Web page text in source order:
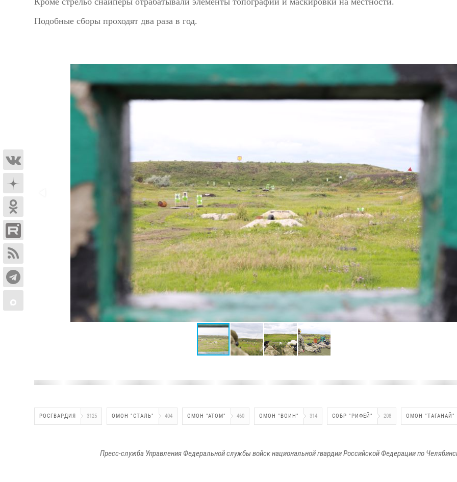
Подобные сборы проходят два раза в год.
РОСГВАРДИЯ 3125 ОМОН "СТАЛЬ" 404 ОМОН "АТОМ" 460 ОМОН "ВОИН" 314 СОБР "РИФЕЙ" 208 ОМОН "ТАГАНАЙ"
Пресс-служба Управления Федеральной службы войск национальной гвардии Российской Федерации по